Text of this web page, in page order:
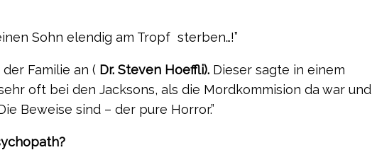
Sohn elendig am Tropf sterben…!”
Familie an ( Dr. Steven Hoeffli). Dieser sagte in einem
oft bei den Jacksons, als die Mordkommision da war und
Beweise sind – der pure Horror.”